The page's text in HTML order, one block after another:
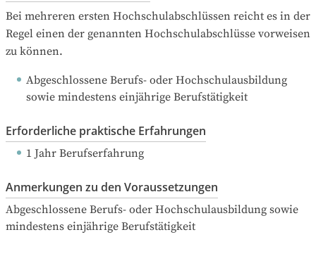
Bei mehreren ersten Hochschulabschlüssen reicht es in der
Regel einen der genannten Hochschulabschlüsse vorweisen
zu können.
Abgeschlossene Berufs- oder Hochschulausbildung
sowie mindestens einjährige Berufstätigkeit
Erforderliche praktische Erfahrungen
1 Jahr Berufserfahrung
Anmerkungen zu den Voraussetzungen
Abgeschlossene Berufs- oder Hochschulausbildung sowie
mindestens einjährige Berufstätigkeit